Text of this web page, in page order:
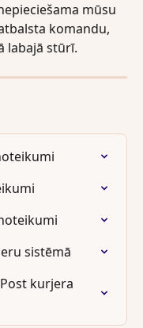
mūsu
komandu,
labajā stūrī.
sistēmā
kurjera